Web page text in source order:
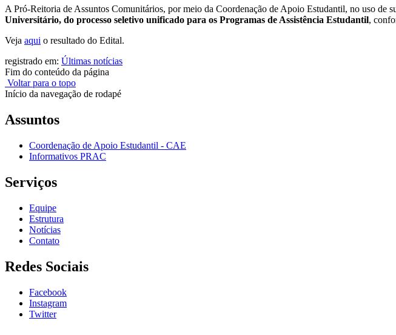
A Pró-Reitoria de Assuntos Comunitários, por meio da Coordenação de Apoio Estudantil, no uso de
Universitário, do processo seletivo unificado para os Programas de Assistência Estudantil,
Veja aqui o resultado do Edital.
registrado em: Últimas notícias
Fim do conteúdo da página
Voltar para o topo
Início da navegação de rodapé
Assuntos
Coordenação de Apoio Estudantil - CAE
Informativos PRAC
Serviços
Equipe
Estrutura
Notícias
Contato
Redes Sociais
Facebook
Instagram
Twitter